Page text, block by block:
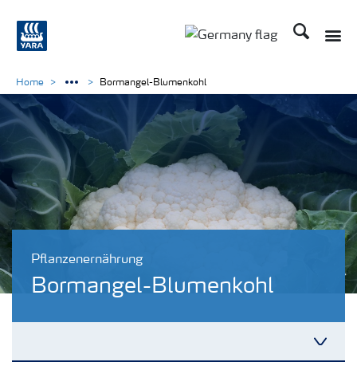
Suchen
Pflanzenernährung
Bormangel-Blumenkohl
Home Bormangel-Blumenkohl